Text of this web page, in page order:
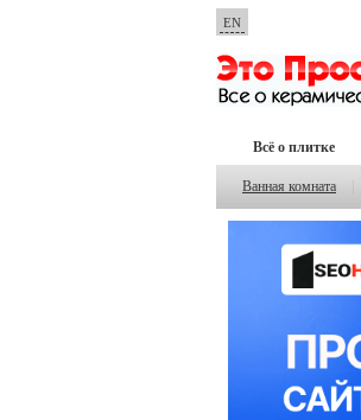
EN
Всё о плитке
Ванная комната